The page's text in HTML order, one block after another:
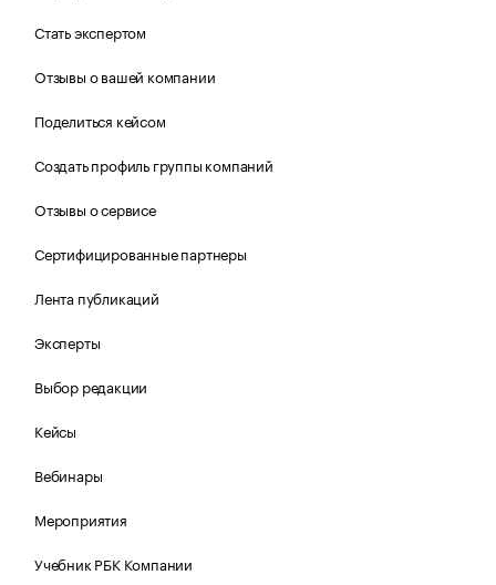
Стать экспертом
Отзывы о вашей компании
Поделиться кейсом
Создать профиль группы компаний
Отзывы о сервисе
Сертифицированные партнеры
Лента публикаций
Эксперты
Выбор редакции
Кейсы
Вебинары
Мероприятия
Учебник РБК Компании